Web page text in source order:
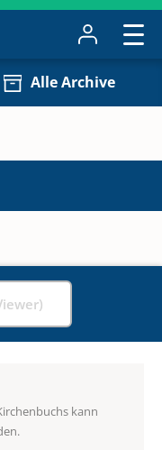
Alle Archive
kann